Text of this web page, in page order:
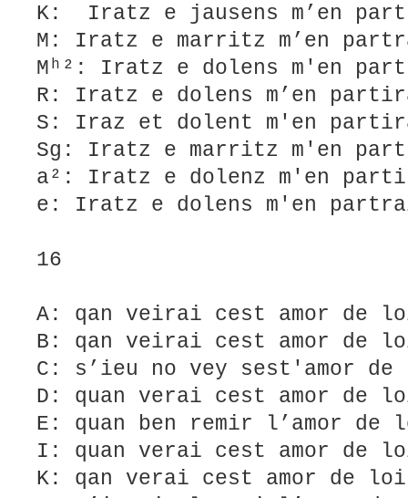
K: Iratz e jausens m’en
M: Iratz e marritz m’en
Mʰ²: Iratz e dolens m'en
R: Iratz e dolens m’en
S: Iraz et dolent m'en
Sg: Iratz e marritz m'en
a²: Iratz e dolenz m'en
e: Iratz e dolens m'en
16
A: qan veirai cest amor de
B: qan veirai cest amor de
C: s’ieu no vey sest'amor de
D: quan verai cest amor de
E: quan ben remir l’amor de
I: quan verai cest amor de
K: qan verai cest amor de